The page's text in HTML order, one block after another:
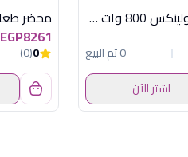
كبة عادة مولينكس 800 وات مصرى
0 تم البيع
اشترِ الآن
EGP8261
0
(0)